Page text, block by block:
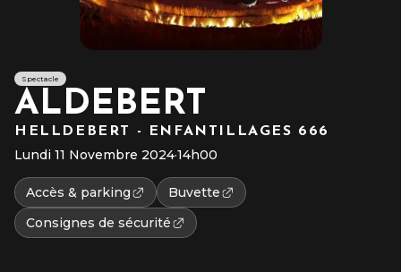
Spectacle
ALDEBERT
HELLDEBERT - ENFANTILLAGES 666
Lundi 11 Novembre 2024·14h00
Accès & parking
Buvette
Consignes de sécurité